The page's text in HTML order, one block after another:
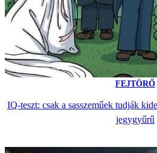
FEJTÖRŐ
IQ-teszt: csak a sasszeműek tudják
jegygyűrű